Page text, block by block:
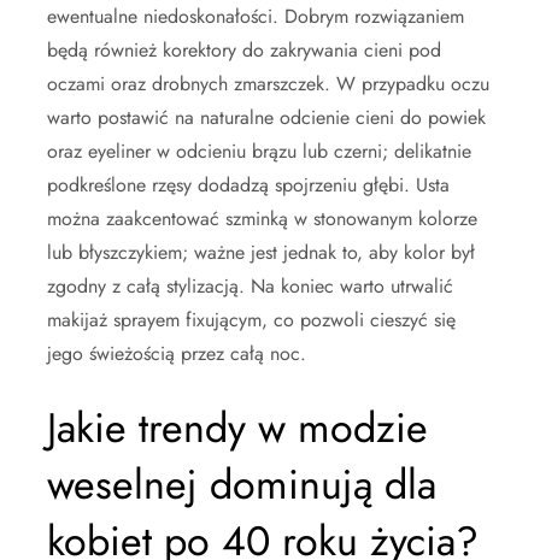
ewentualne niedoskonałości. Dobrym rozwiązaniem
będą również korektory do zakrywania cieni pod
oczami oraz drobnych zmarszczek. W przypadku oczu
warto postawić na naturalne odcienie cieni do powiek
oraz eyeliner w odcieniu brązu lub czerni; delikatnie
podkreślone rzęsy dodadzą spojrzeniu głębi. Usta
można zaakcentować szminką w stonowanym kolorze
lub błyszczykiem; ważne jest jednak to, aby kolor był
zgodny z całą stylizacją. Na koniec warto utrwalić
makijaż sprayem fixującym, co pozwoli cieszyć się
jego świeżością przez całą noc.
Jakie trendy w modzie
weselnej dominują dla
kobiet po 40 roku życia?